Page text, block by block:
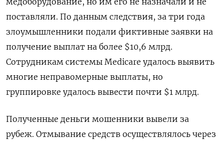
поставляли. По данным следствия, за три года
злоумышленники подали фиктивные заявки на
получение выплат на более $10,6 млрд.
Сотрудникам системы Medicare удалось выявить
многие неправомерные выплаты, но
группировке удалось вывести почти $1 млрд.
Полученные деньги мошенники вывели за
рубеж. Отмывание средств осуществлялось через